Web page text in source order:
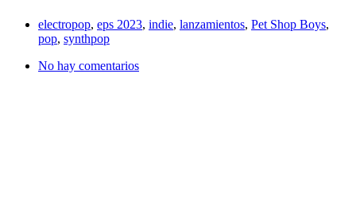
electropop, eps 2023, indie, lanzamientos, Pet Shop Boys,
pop, synthpop
No hay comentarios